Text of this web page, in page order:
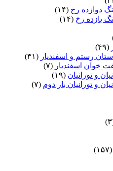
دوازده رخ (۱۴)
یازده رخ (۱۴)
(۴۹)
رستم و اسفندیار (۳۱)
خوان اسفندیار (۷)
و تورانیان (۱۹)
و تورانیان بار دوم (۷)
(۱۵۷)